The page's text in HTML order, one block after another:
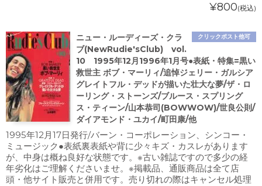
¥800(税込)
クリックポスト他可
ニュー・ルーディーズ・クラ
ブ(NewRudie'sClub) vol.
10 1995年12月1996年1月号●表紙・特集=黒い
救世主 ボブ・マーリィ/追悼ジェリー・ガルシア
グレイトフル・デッドが描いた壮大な夢/ザ・ロ
ーリング・ストーンズ/ブルース・スプリング
ス・ティーン/山本恭司(BOWWOW)/世良公則/
ダイアモンド・ユカイ/町田康/他
1995年12月17日発行/バーン・コーポレーション、シンコー・
ミュージック●表紙裏表紙や背に少々キズ・カスレがあります
が、中身は概ね良好な状態です。※古い雑誌ですので多少の経
年劣化はご理解くださいませ。※掲載品、通販商品は全て店
頭・他サイト販売と併用です。売り切れの際はキャンセル処理